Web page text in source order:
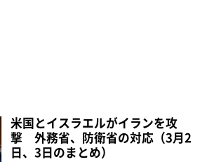
米国とイスラエルがイランを攻
撃 外務省、防衛省の対応（3月2
日、3日のまとめ）